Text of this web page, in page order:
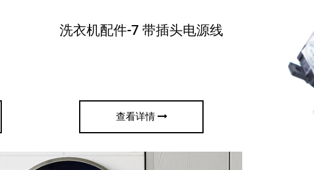
洗衣机配件-7 带插头电源线
查看详情